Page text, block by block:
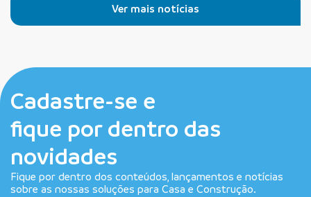
Ver mais notícias
Cadastre-se e
fique por dentro das
novidades
Fique por dentro dos conteúdos, lançamentos e notícias
sobre as nossas soluções para Casa e Construção.